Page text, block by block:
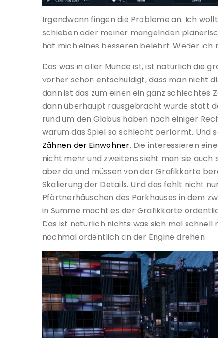
Irgendwann fingen die Probleme an. Ich
schieben oder meiner mangelnden
hat mich eines besseren belehrt. Weder ich
Das was in aller Munde ist, ist natürlich die
vorher schon entschuldigt, dass man nicht
dann ist das zum einen ein ganz schlechtes
dann überhaupt rausgebracht wurde statt
rund um den Globus haben nach einiger
warum das Spiel so schlecht performt. Und
Zähnen der Einwohner. Die interessieren
nicht mehr und zweitens sieht man sie auch
aber da und müssen von der Grafikkarte
Skalierung der Details. Und das fehlt nicht
Pförtnerhäuschen des Parkhauses in dem
in Summe macht es der Grafikkarte
Das ist natürlich nichts was sich mal
nochmal ordentlich an der Engine drehen